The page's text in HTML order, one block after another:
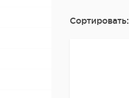
Сортировать: